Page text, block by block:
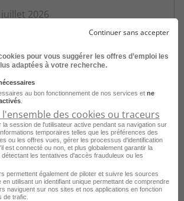
2026
Portefeuille de Projets et
F
Continuer sans accepter
pour vous suggérer les offres d’emploi les
adaptées à votre recherche.
au bon fonctionnement de nos services et ne
l'ensemble des cookies ou traceurs
la session de l'utilisateur active pendant sa navigation sur
temporaires telles que les préférences des
ou les offres vues, gérer les processus d'identification
est connecté ou non, et plus globalement garantir la
les tentatives d'accès frauduleux ou les
permettent également de piloter et suivre les sources
en utilisant un identifiant unique permettant de comprendre
naviguent sur nos sites et nos applications en fonction
de trafic.